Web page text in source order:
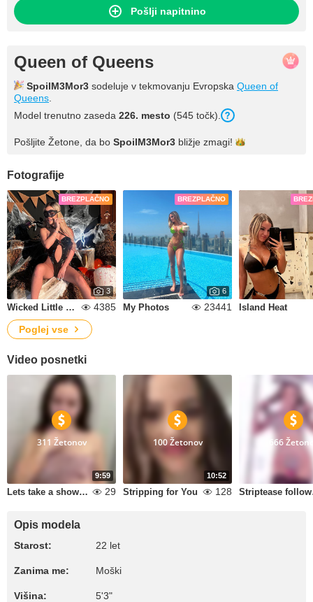
Pošlji napitnino
Queen of Queens
SpoilM3Mor3 sodeluje v tekmovanju Evropska Queen of
Queens
Model trenutno zaseda 226. mesto (545 točk).
Pošljite Žetone, da bo SpoilM3Mor3 bližje zmagi!
Fotografije
BREZPLAČNO
3
Wicked Little Treat🎃👻 4385
BREZPLAČNO
6
My Photos 23441 Island Heat
Poglej vse
Video posnetki
9:59
311 Žetonov
Lets take a shower together 29
10:52
100 Žetonov
Stripping for You 128
666
Opis modela
Starost: 22 let
Zanima me: Moški
Višina: 5'3"